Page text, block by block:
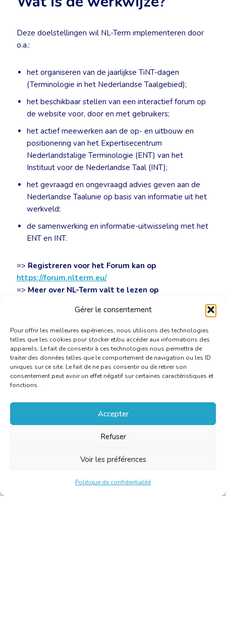
Gérer le consentement
Pour offrir les meilleures expériences, nous utilisons des technologies
telles que les cookies pour stocker et/ou accéder aux informations des
appareils. Le fait de consentir à ces technologies nous permettra de
traiter des données telles que le comportement de navigation ou les ID
uniques sur ce site. Le fait de ne pas consentir ou de retirer son
consentement peut avoir un effet négatif sur certaines caractéristiques et
fonctions.
Accepter
Refuser
Voir les préférences
Politique de confidentialité
Deze doelstellingen wil NL-Term implementeren door
o.a.:
het organiseren van de jaarlijkse TiNT-dagen
(Terminologie in het Nederlandse Taalgebied);
het beschikbaar stellen van een interactief forum op
de website voor, door en met gebruikers;
het actief meewerken aan de op- en uitbouw en
positionering van het Expertisecentrum
Nederlandstalige Terminologie (ENT) van het
Instituut voor de Nederlandse Taal (INT);
het gevraagd en ongevraagd advies geven aan de
Nederlandse Taalunie op basis van informatie uit het
werkveld;
de samenwerking en informatie-uitwisseling met het
ENT en INT.
=> Registreren voor het Forum kan op
https://forum.nlterm.eu/
=> Meer over NL-Term valt te lezen op